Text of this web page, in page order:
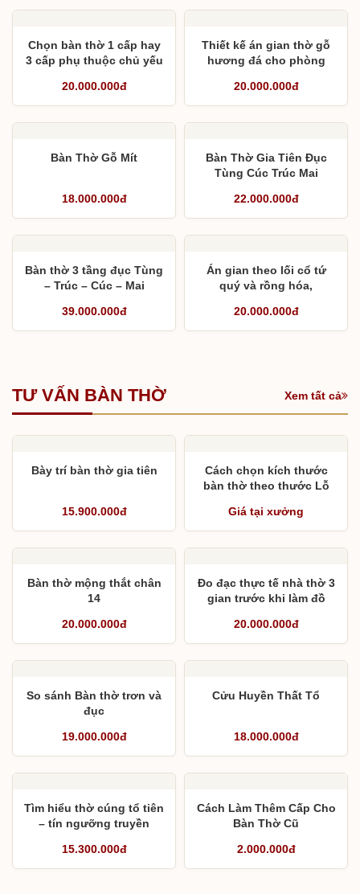
Chọn bàn thờ 1 cấp hay
3 cấp phụ thuộc chủ yếu
20.000.000đ
Thiết kế án gian thờ gỗ
hương đá cho phòng
20.000.000đ
Bàn Thờ Gỗ Mít
18.000.000đ
Bàn Thờ Gia Tiên Đục
Tùng Cúc Trúc Mai
22.000.000đ
Bàn thờ 3 tầng đục Tùng
– Trúc – Cúc – Mai
39.000.000đ
Án gian theo lối cổ tứ
quý và rồng hóa,
đường
20.000.000đ
TƯ VẤN BÀN THỜ Xem tất cả
Bày trí bàn thờ gia tiên
15.900.000đ
Cách chọn kích thước
bàn thờ theo thước Lỗ
hợp với phòng thờ
Giá tại xưởng
Bàn thờ mộng thắt chân
14
20.000.000đ
Đo đạc thực tế nhà thờ 3
gian trước khi làm đồ
20.000.000đ
So sánh Bàn thờ trơn và
đục
19.000.000đ
Cửu Huyền Thất Tổ
18.000.000đ
Tìm hiểu thờ cúng tổ tiên
– tín ngưỡng truyền
15.300.000đ
Cách Làm Thêm Cấp Cho
Bàn Thờ Cũ
2.000.000đ